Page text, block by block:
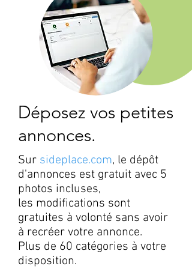
Déposez vos petites
annonces.
Sur sideplace.com, le dépôt
d'annonces est gratuit avec 5
photos incluses,
les modifications sont
gratuites à volonté sans avoir
à recréer votre annonce.
Plus de 60 catégories à votre
disposition.